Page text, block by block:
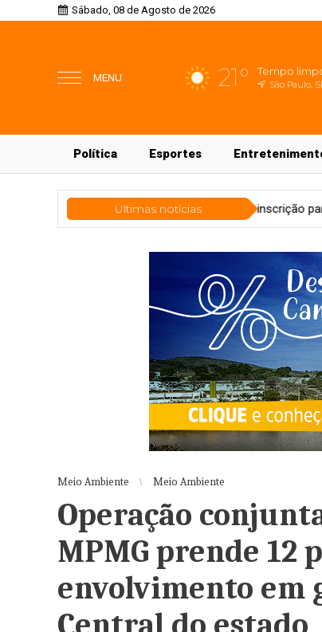
Sábado, 08 de Agosto de 2026
MENU 21° Tempo
São Paulo,
Política Esportes
Últimas notícias
55content abre pré-inscrição para apps regionais
Meio Ambiente Meio Ambiente
Operação
MPMG prende 12
envolvimento em